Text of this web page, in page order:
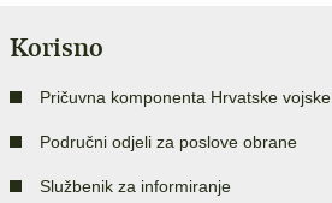
Korisno
Pričuvna komponenta Hrvatske vojske
Područni odjeli za poslove obrane
Službenik za informiranje